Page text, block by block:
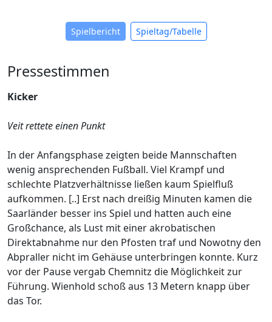
Spielbericht Spieltag/Tabelle
Pressestimmen
Kicker
Veit rettete einen Punkt
In der Anfangsphase zeigten beide Mannschaften
wenig ansprechenden Fußball. Viel Krampf und
schlechte Platzverhältnisse ließen kaum Spielfluß
aufkommen. [..] Erst nach dreißig Minuten kamen die
Saarländer besser ins Spiel und hatten auch eine
Großchance, als Lust mit einer akrobatischen
Direktabnahme nur den Pfosten traf und Nowotny den
Abpraller nicht im Gehäuse unterbringen konnte. Kurz
vor der Pause vergab Chemnitz die Möglichkeit zur
Führung. Wienhold schoß aus 13 Metern knapp über
das Tor.